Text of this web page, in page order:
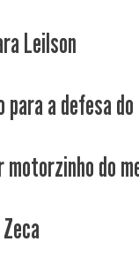
Leilson
para a defesa
do